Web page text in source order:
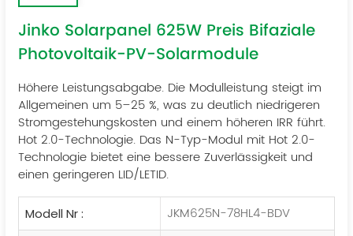
Jinko Solarpanel 625W Preis Bifaziale
Photovoltaik-PV-Solarmodule
Höhere Leistungsabgabe. Die Modulleistung steigt im
Allgemeinen um 5–25 %, was zu deutlich niedrigeren
Stromgestehungskosten und einem höheren IRR führt.
Hot 2.0-Technologie. Das N-Typ-Modul mit Hot 2.0-
Technologie bietet eine bessere Zuverlässigkeit und
einen geringeren LID/LETID.
Modell Nr : JKM625N-78HL4-BDV